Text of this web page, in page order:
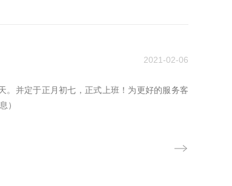
2021-02-06
。并定于正月初七，正式上班！为更好的服务客
）